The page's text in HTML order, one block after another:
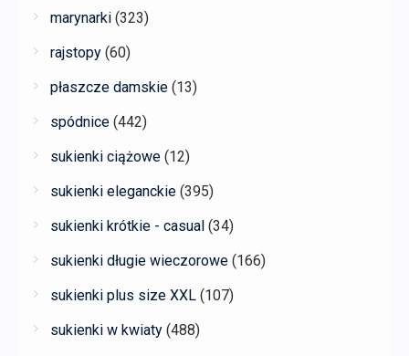
marynarki (323)
rajstopy (60)
płaszcze damskie (13)
spódnice (442)
sukienki ciążowe (12)
sukienki eleganckie (395)
sukienki krótkie - casual (34)
sukienki długie wieczorowe (166)
sukienki plus size XXL (107)
sukienki w kwiaty (488)